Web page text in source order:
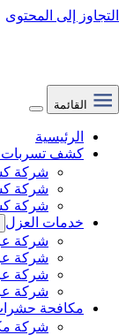
التجاوز إلى المحتوى
القائمة
الرئيسية
كشف تسربات
شركة
شركة
شركة
خدمات العزل
شركة
شركة
شركة
شركة
مكافحة
شركة